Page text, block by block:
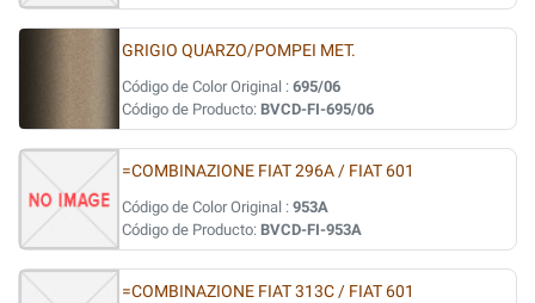
GRIGIO QUARZO/POMPEI MET.
Código de Color Original : 695/06
Código de Producto: BVCD-FI-695/06
=COMBINAZIONE FIAT 296A / FIAT 601
Código de Color Original : 953A
Código de Producto: BVCD-FI-953A
=COMBINAZIONE FIAT 313C / FIAT 601